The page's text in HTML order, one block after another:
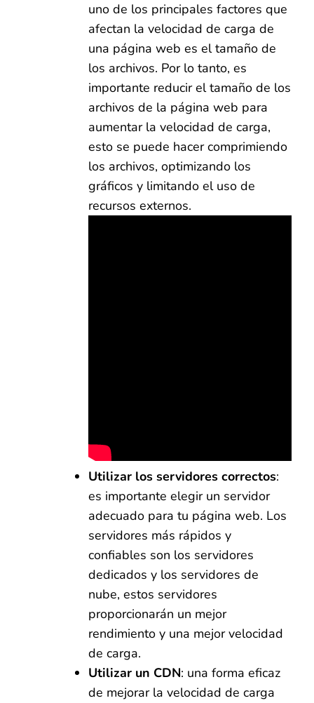
uno de los principales factores que
afectan la velocidad de carga de
una página web es el tamaño de
los archivos. Por lo tanto, es
importante reducir el tamaño de los
archivos de la página web para
aumentar la velocidad de carga,
esto se puede hacer comprimiendo
los archivos, optimizando los
gráficos y limitando el uso de
recursos externos.
Utilizar los servidores correctos:
es importante elegir un servidor
adecuado para tu página web. Los
servidores más rápidos y
confiables son los servidores
dedicados y los servidores de
nube, estos servidores
proporcionarán un mejor
rendimiento y una mejor velocidad
de carga.
Utilizar un CDN: una forma eficaz
de mejorar la velocidad de carga